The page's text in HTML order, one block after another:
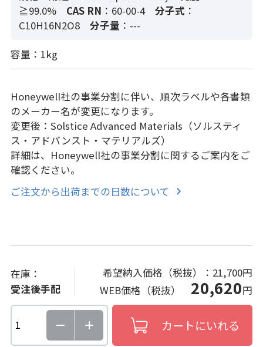
≧99.0%
CAS RN ：60-00-4 分子式 ：
C10H16N2O8
分子量 ：---
容量：1kg
Honeywell社の事業分割に伴い、順次ラベルや各書類
のメーカー名が変更になります。
変更後：Solstice Advanced Materials（ソルスティ
ス・アドバンスト・マテリアルズ）
詳細は、Honeywell社の事業分割に関するご案内をご
確認ください。
ご注文から出荷までの日数について
在庫：
受注後手配
希望納入価格（税抜）： 21,700円
WEB価格（税抜） 20,620円